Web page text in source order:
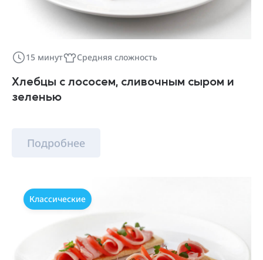
15 минут Средняя сложность
Хлебцы с лососем, сливочным сыром и
зеленью
Подробнее
Классические